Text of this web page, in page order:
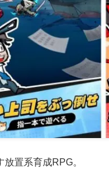
置系育成RPG。